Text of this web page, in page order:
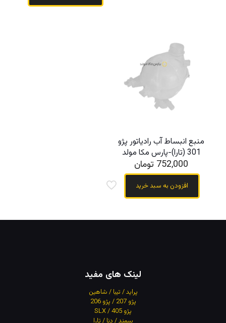
منبع انبساط آب رادیاتور پژو
301 (تارا)-پارس مکا مولد
752,000 تومان
افزودن به سبد خرید
لینک های مفید
پراید / تیبا / شاهین
پژو 207 / پژو 206
پژو 405 / SLX